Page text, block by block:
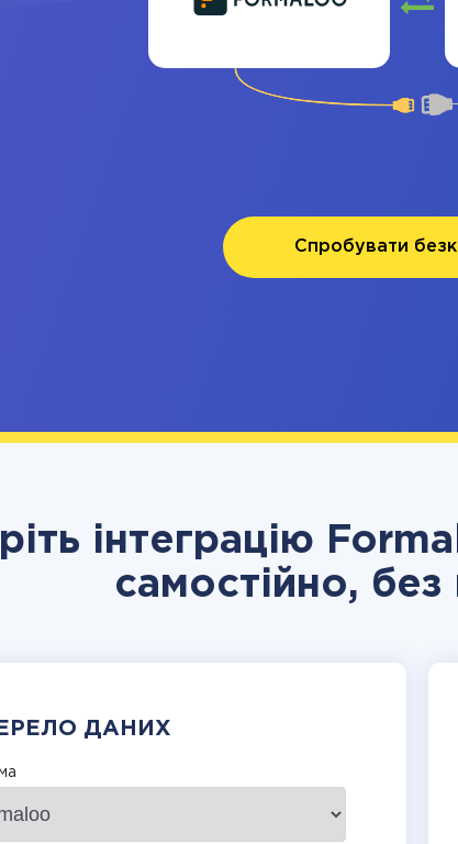
Спробувати
інтеграцію
самостійно, без
ДАНИХ